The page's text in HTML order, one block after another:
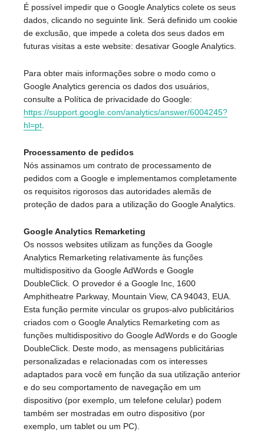
É possível impedir que o Google Analytics colete os seus
dados, clicando no seguinte link. Será definido um cookie
de exclusão, que impede a coleta dos seus dados em
futuras visitas a este website: desativar Google Analytics.
Para obter mais informações sobre o modo como o
Google Analytics gerencia os dados dos usuários,
consulte a Política de privacidade do Google:
https://support.google.com/analytics/answer/6004245?
hl=pt.
Processamento de pedidos
Nós assinamos um contrato de processamento de
pedidos com a Google e implementamos completamente
os requisitos rigorosos das autoridades alemãs de
proteção de dados para a utilização do Google Analytics.
Google Analytics Remarketing
Os nossos websites utilizam as funções da Google
Analytics Remarketing relativamente às funções
multidispositivo da Google AdWords e Google
DoubleClick. O provedor é a Google Inc, 1600
Amphitheatre Parkway, Mountain View, CA 94043, EUA.
Esta função permite vincular os grupos-alvo publicitários
criados com o Google Analytics Remarketing com as
funções multidispositivo do Google AdWords e do Google
DoubleClick. Deste modo, as mensagens publicitárias
personalizadas e relacionadas com os interesses
adaptados para você em função da sua utilização anterior
e do seu comportamento de navegação em um
dispositivo (por exemplo, um telefone celular) podem
também ser mostradas em outro dispositivo (por
exemplo, um tablet ou um PC).